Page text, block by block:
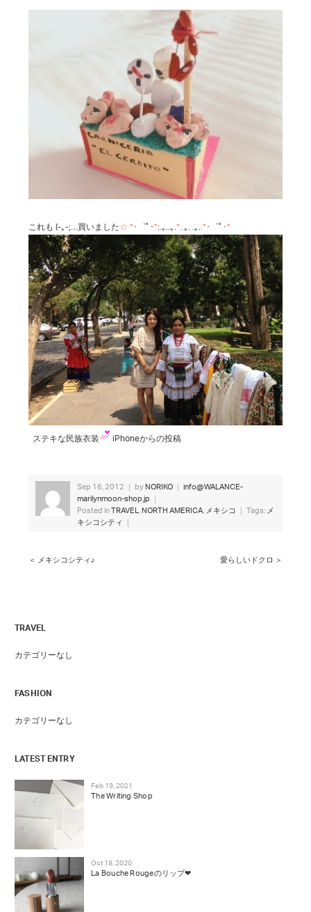
これも (-｡-;…買いました☆ * ･゜ﾟ･*:.｡..｡.*:.｡. .｡.:* ･゜ﾟ･*
ステキな民族衣装 iPhoneからの投稿
Sep 16, 2012 ｜ byNORIKO ｜info@WALANCE-
marilynmoon-shop.jp ｜
Posted inTRAVEL,NORTH AMERICA, メキシコ ｜ Tags: メ
キシコシティ
｜
＜ メキシコシティ♪ 愛らしいドクロ ＞
TRAVEL
カテゴリーなし
FASHION
カテゴリーなし
LATEST ENTRY
Feb 19, 2021
The Writing Shop
Oct 18, 2020
La Bouche Rougeのリップ❤︎